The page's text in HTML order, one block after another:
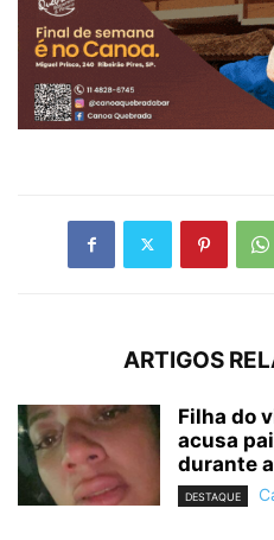
ARTIGOS
Filha do
acusa
durante
DESTAQUE